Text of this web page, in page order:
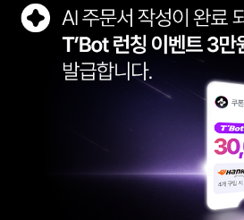
한국타이어앤테크놀로지
대표이사 이상훈, 안종선